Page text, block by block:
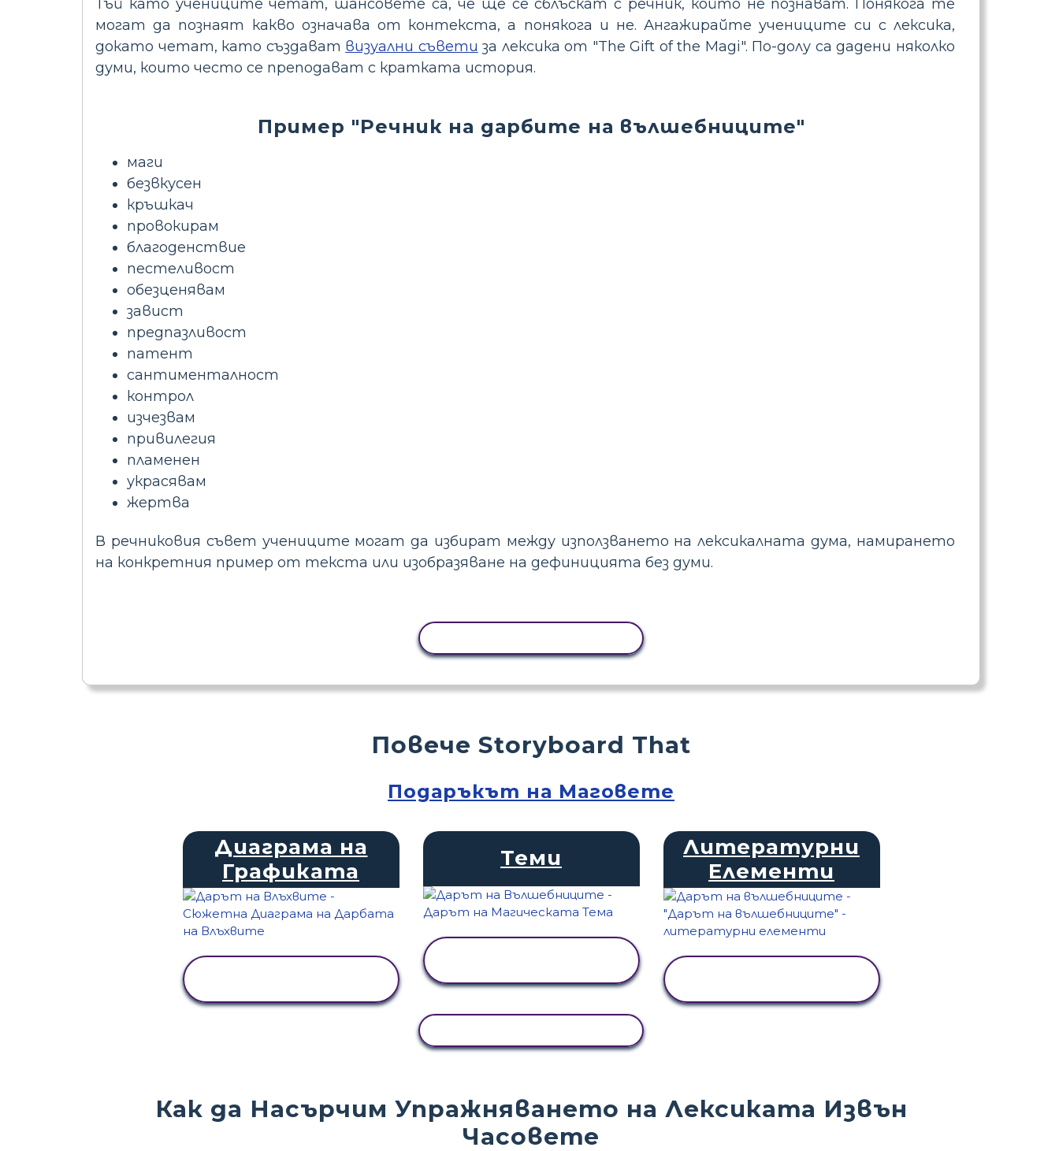
Тъй като учениците четат, шансовете са, че ще се сблъскат с речник, който не познават. Понякога те
могат да познаят какво означава от контекста, а понякога и не. Ангажирайте учениците си с лексика,
докато четат, като създават визуални съвети за лексика от "The Gift of the Magi". По-долу са дадени няколко
думи, които често се преподават с кратката история.
Пример "Речник на дарбите на вълшебниците"
маги
безвкусен
кръшкач
провокирам
благоденствие
пестеливост
обезценявам
завист
предпазливост
патент
сантименталност
контрол
изчезвам
привилегия
пламенен
украсявам
жертва
В речниковия съвет учениците могат да избират между използването на лексикалната дума, намирането
на конкретния пример от текста или изобразяване на дефиницията без думи.
Как да Насърчим Упражняването на Лексиката Извън
Часовете
Повече Storyboard That
Подаръкът на Маговете
Диаграма на
Графиката
Теми
Литературни
Елементи